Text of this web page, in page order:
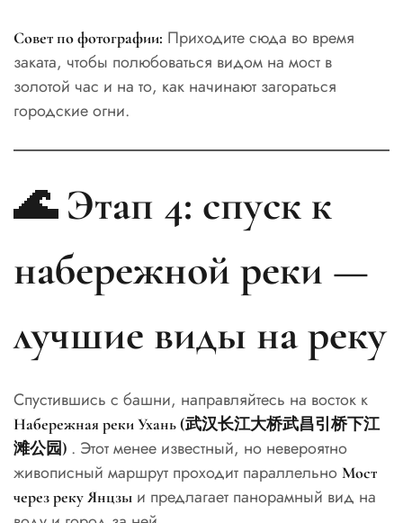
Совет по фотографии: Приходите сюда во время
заката, чтобы полюбоваться видом на мост в
золотой час и на то, как начинают загораться
городские огни.
🌊 Этап 4: спуск к
набережной реки —
лучшие виды на реку
Спустившись с башни, направляйтесь на восток к
Набережная реки Ухань (武汉长江大桥武昌引桥下江
滩公园) . Этот менее известный, но невероятно
живописный маршрут проходит параллельно Мост
через реку Янцзы и предлагает панорамный вид на